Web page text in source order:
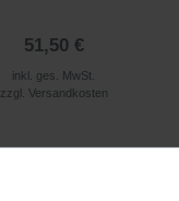
51,50 €
inkl. ges. MwSt.
zzgl. Versandkosten